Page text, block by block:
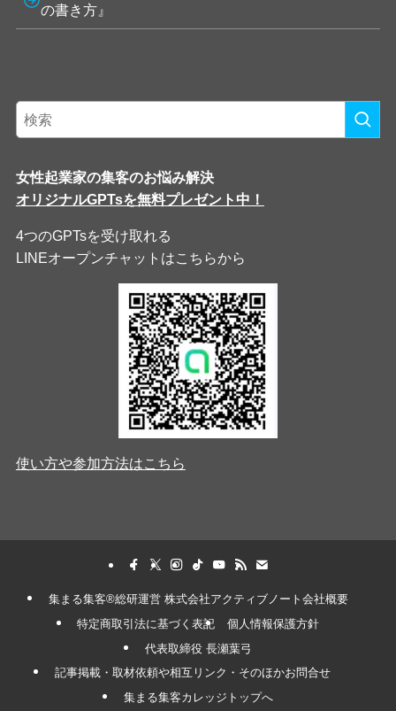
の書き方』
女性起業家の集客のお悩み解決
オリジナルGPTsを無料プレゼント中！
4つのGPTsを受け取れる
LINEオープンチャットはこちらから
使い方や参加方法はこちら
集まる集客®︎総研運営 株式会社アクティブノート会社概要
特定商取引法に基づく表記
個人情報保護方針
代表取締役 長瀬葉弓
記事掲載・取材依頼や相互リンク・そのほかお問合せ
集まる集客カレッジトップへ